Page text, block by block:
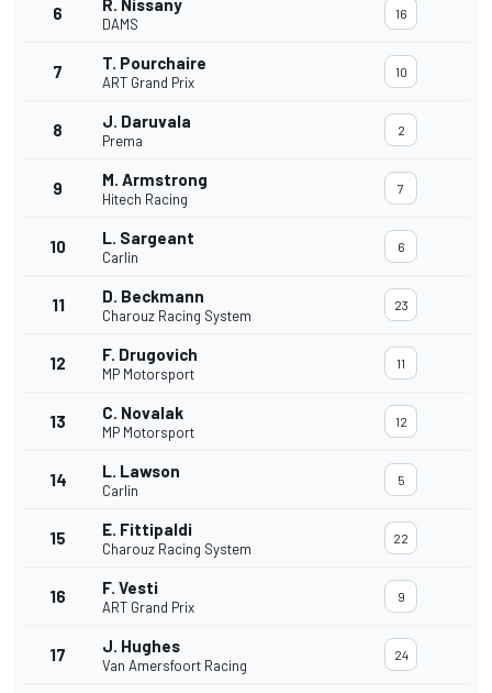
6 R. Nissany
DAMS
16
7 T. Pourchaire
ART Grand Prix
10
8 J. Daruvala
Prema
2
9 M. Armstrong
Hitech Racing
7
10 L. Sargeant
Carlin
6
11 D. Beckmann
Charouz Racing System
23
12 F. Drugovich
MP Motorsport
11
13 C. Novalak
MP Motorsport
12
14 L. Lawson
Carlin
5
15 E. Fittipaldi
Charouz Racing System
22
16 F. Vesti
ART Grand Prix
9
17 J. Hughes
Van Amersfoort Racing
24